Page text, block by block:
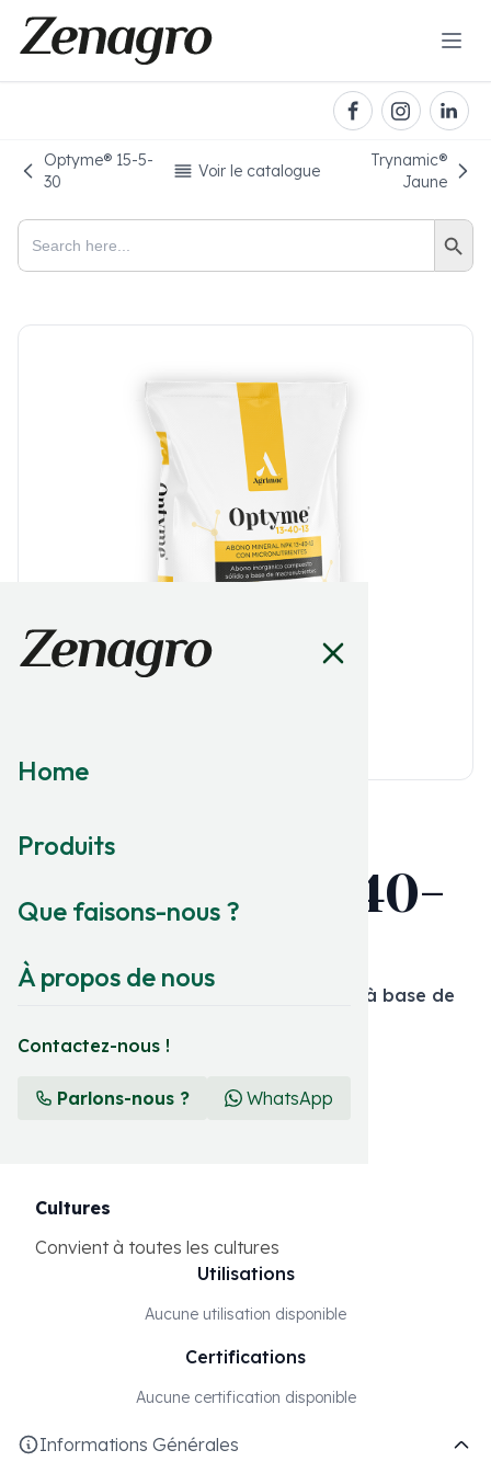
Home
Produits
Que faisons-nous ?
À propos de nous
Contactez-nous !
Parlons-nous ? WhatsApp
Optyme® 15-5-
30
Voir le catalogue
Trynamic®️
Jaune
Search
for:
Search Button
MACRONUTRITION
Optyme
13-40-
Engrais inorganique composé solide à base de
Cultures
Convient à toutes les cultures
Utilisations
Aucune utilisation disponible
Certifications
Aucune certification disponible
Informations Générales